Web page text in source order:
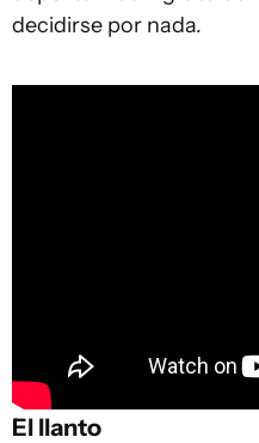
decidirse por nada.
El llanto